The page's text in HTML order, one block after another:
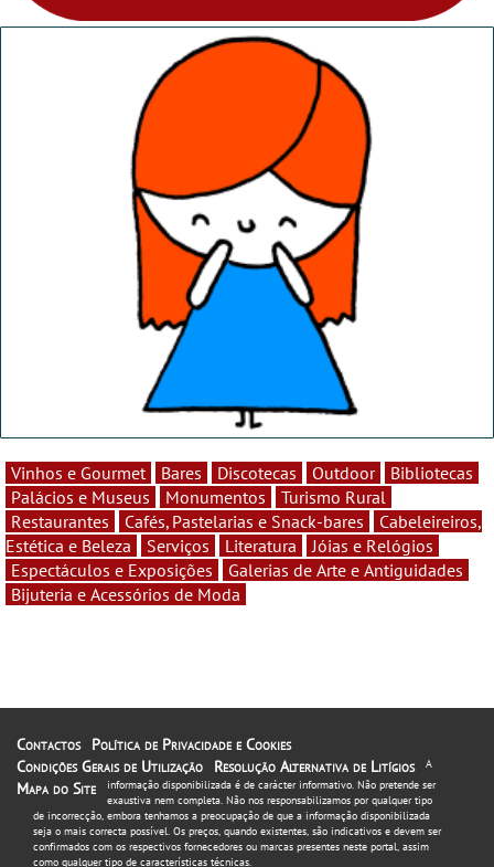
Vinhos e Gourmet Bares Discotecas Outdoor
Bibliotecas
Palácios e Museus
Monumentos
Turismo Rural
Restaurantes
Cafés, Pastelarias e Snack-bares
Cabeleireiros,
Estética e Beleza
Serviços Literatura
Jóias e Relógios
Espectáculos e Exposições
Galerias de Arte e Antiguidades
Bijuteria e Acessórios de Moda
Contactos
Política de Privacidade e Cookies
Condições Gerais de Utilização
Resolução Alternativa de Litígios
Mapa do Site
A
informação disponibilizada é de carácter informativo. Não pretende ser
exaustiva nem completa. Não nos responsabilizamos por qualquer tipo
de incorrecção, embora tenhamos a preocupação de que a informação disponibilizada
seja o mais correcta possível. Os preços, quando existentes, são indicativos e devem ser
confirmados com os respectivos fornecedores ou marcas presentes neste portal, assim
como qualquer tipo de características técnicas.